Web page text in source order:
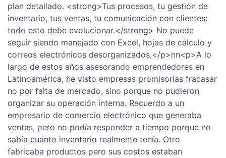
plan detallado. <strong>Tus procesos, tu gestión de
inventario, tus ventas, tu comunicación con clientes:
todo esto debe evolucionar.</strong> No puede
seguir siendo manejado con Excel, hojas de cálculo y
correos electrónicos desorganizados.</p>nn<p>A lo
largo de estos años asesorando emprendedores en
Latinoamérica, he visto empresas promisorias fracasar
no por falta de mercado, sino porque no pudieron
organizar su operación interna. Recuerdo a un
empresario de comercio electrónico que generaba
ventas, pero no podía responder a tiempo porque no
sabía cuánto inventario realmente tenía. Otro
fabricaba productos pero sus costos estaban